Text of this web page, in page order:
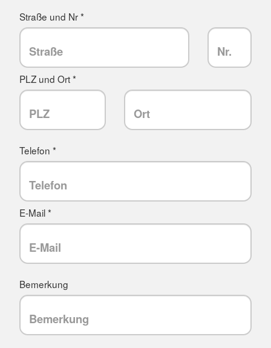
Straße und Nr *
PLZ und Ort *
Telefon *
E-Mail *
Bemerkung